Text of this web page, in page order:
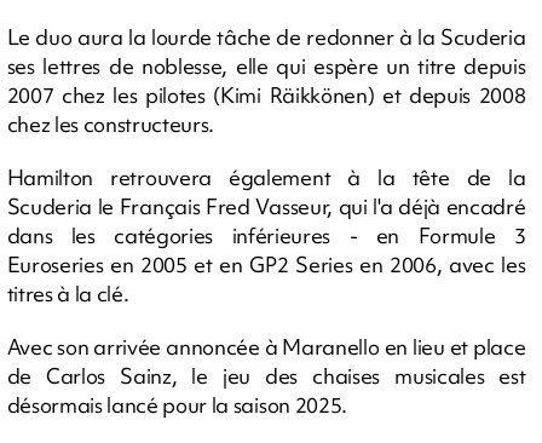
Le duo aura la lourde tâche de redonner à la Scuderia
ses lettres de noblesse, elle qui espère un titre depuis
2007 chez les pilotes (Kimi Räikkönen) et depuis 2008
chez les constructeurs.
Hamilton retrouvera également à la tête de la
Scuderia le Français Fred Vasseur, qui l'a déjà encadré
dans les catégories inférieures - en Formule 3
Euroseries en 2005 et en GP2 Series en 2006, avec les
titres à la clé.
Avec son arrivée annoncée à Maranello en lieu et place
de Carlos Sainz, le jeu des chaises musicales est
désormais lancé pour la saison 2025.